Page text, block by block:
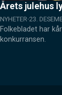
Årets julehus
NYHETER 23.
Folkebladet har
konkurransen.